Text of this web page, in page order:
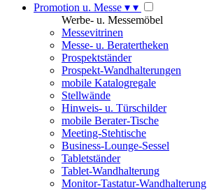
Promotion u. Messe ▾ ▾
Werbe- u. Messemöbel
Messevitrinen
Messe- u. Beratertheken
Prospektständer
Prospekt-Wandhalterungen
mobile Katalogregale
Stellwände
Hinweis- u. Türschilder
mobile Berater-Tische
Meeting-Stehtische
Business-Lounge-Sessel
Tabletständer
Tablet-Wandhalterung
Monitor-Tastatur-Wandhalterung